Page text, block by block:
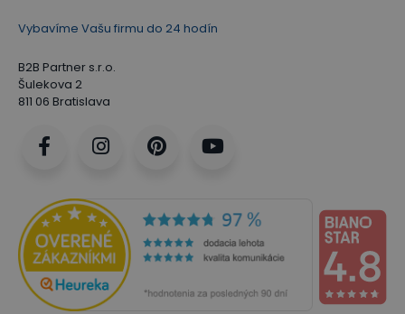
Vybavíme Vašu firmu do 24 hodín
B2B Partner s.r.o.
Šulekova 2
811 06 Bratislava